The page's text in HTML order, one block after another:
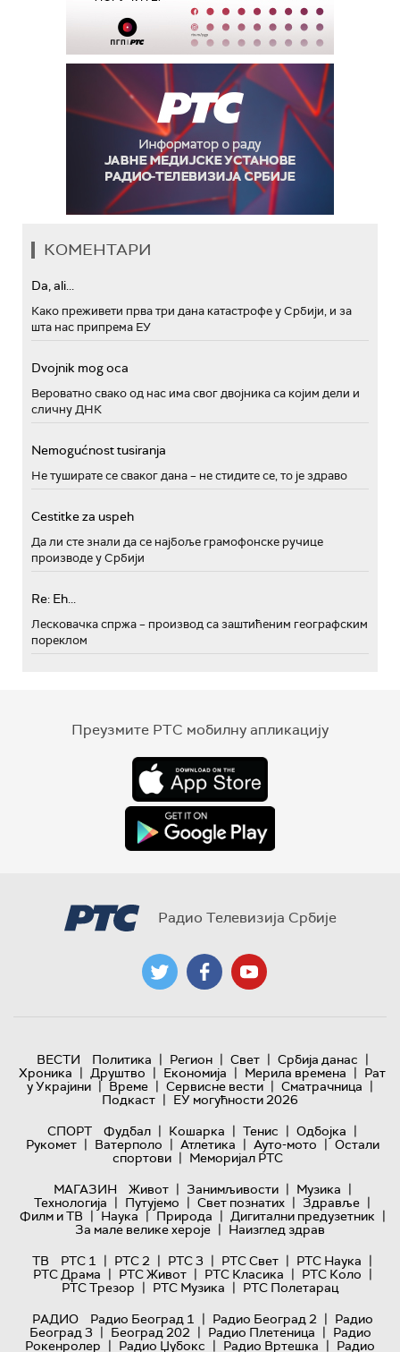
КОМЕНТАРИ
Da, ali...
Како преживети прва три дана катастрофе у Србији, и за
шта нас припрема ЕУ
Dvojnik mog oca
Вероватно свако од нас има свог двојника са којим дели и
сличну ДНК
Nemogućnost tusiranja
Не туширате се сваког дана – не стидите се, то је здраво
Cestitke za uspeh
Да ли сте знали да се најбоље грамофонске ручице
производе у Србији
Re: Eh...
Лесковачка спржа – производ са заштићеним географским
пореклом
Преузмите РТС мобилну апликацију
Радио Телевизија Србије
ВЕСТИ Политика | Регион | Свет | Србија данас |
Хроника | Друштво | Економија | Мерила времена | Рат
у Украјини | Време | Сервисне вести | Сматрачница |
Подкаст | ЕУ могућности 2026
СПОРТ
Фудбал | Кошарка | Тенис | Одбојка |
Рукомет | Ватерполо | Атлетика | Ауто-мото | Остали
спортови | Меморијал РТС
МАГАЗИН
Живот | Занимљивости | Музика |
Технологијa | Путујемо | Свет познатих | Здравље |
Филм и ТВ | Наука | Природа | Дигитални предузетник |
За мале велике хероје | Наизглед здрав
ТВ
РТС 1 | РТС 2 | РТС 3 | РТС Свет | РТС Наука |
РТС Драма | РТС Живот | РТС Класика | РТС Коло |
РТС Трезор | РТС Музика | РТС Полетарац
РАДИО
Радио Београд 1 | Радио Београд 2 | Радио
Београд 3 | Београд 202 | Радио Плетеница | Радио
Рокенролер | Радио Џубокс | Радио Вртешка | Радио